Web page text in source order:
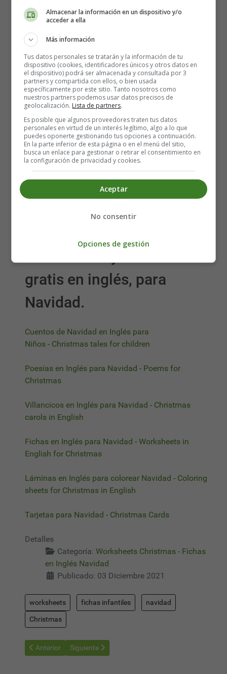
Christmas
Navidad
10. Christmas: Maze.
Para ver fichas en español haz click sobre el
enlace: Fichas Navidad
Ficha en Inglés, para trabajar la navidad, Ideal para
facilitar el aprendizaje de este idioma, adquirir
vocabulario, practicar la pronunciación, etc.
Especialmente en Educación Infantil y Primaria.
Para Imprimir la lámina, se recomienda, guardarla
gratis en inglés, para
Navidad.
Cuentos de Navidad en Inglés para
Niños - Christmas tales for children
Poesías en Inglés para Navidad - Poems for
Christmas
Villancicos en Inglés para Navidad - Christmas
carols in English
Fichas en Inglés para Navidad - Worksheets in
English for Christmas
Láminas en Inglés para colorear Navidad - Coloring
sheets for Christmas in English
Tarjetas para Navidad - Christmas Cards
Detalles
Categoría: Worksheets Christmas - Fichas
en Inglés Navidad
Publicado: 03 Diciembre 2021
worksheets fichas infantiles navidad
Christmas
Artículo anterior: Worksheets Christmas 13 - Fichas Navidad
Anterior Artículo siguiente: Worksheets Christmas 11 -
Siguiente
Almacenar la información en un dispositivo y/o
acceder a ella
Más información
Tus datos personales se tratarán y la información de tu
dispositivo (cookies, identificadores únicos y otros datos en
el dispositivo) podrá ser almacenada y consultada por 3
partners y compartida con ellos, o bien usada
específicamente por este sitio. Tanto nosotros como
nuestros partners podemos usar datos precisos de
geolocalización. Lista de partners.
Es posible que algunos proveedores traten tus datos
personales en virtud de un interés legítimo, algo a lo que
puedes oponerte gestionando tus opciones a continuación.
En la parte inferior de esta página o en el menú del sitio,
busca un enlace para gestionar o retirar el consentimiento en
la configuración de privacidad y cookies.
Aceptar
No consentir
Opciones de gestión